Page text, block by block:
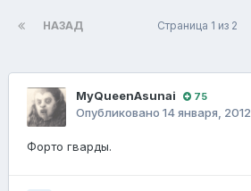
НАЗАД Страница 1 из 2
MyQueenAsunai 75
Опубликовано 14 января, 2012
Форто гварды.